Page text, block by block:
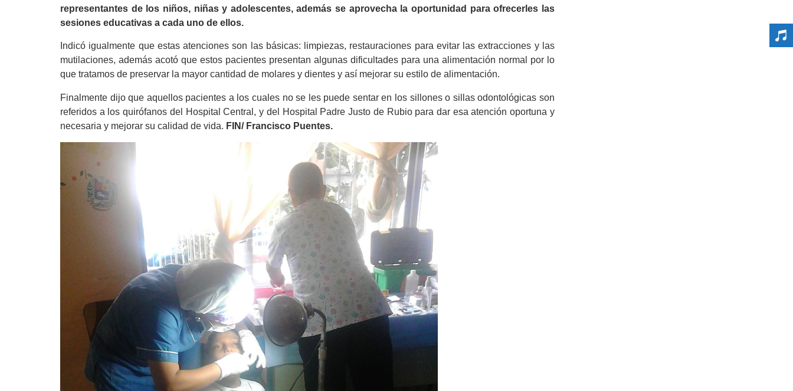
representantes de los niños, niñas y adolescentes, además se aprovecha la oportunidad para ofrecerles las
sesiones educativas a cada uno de ellos.
Indicó igualmente que estas atenciones son las básicas: limpiezas, restauraciones para evitar las extracciones y las
mutilaciones, además acotó que estos pacientes presentan algunas dificultades para una alimentación normal por lo
que tratamos de preservar la mayor cantidad de molares y dientes y así mejorar su estilo de alimentación.
Finalmente dijo que aquellos pacientes a los cuales no se les puede sentar en los sillones o sillas odontológicas son
referidos a los quirófanos del Hospital Central, y del Hospital Padre Justo de Rubio para dar esa atención oportuna y
necesaria y mejorar su calidad de vida. FIN/ Francisco Puentes.